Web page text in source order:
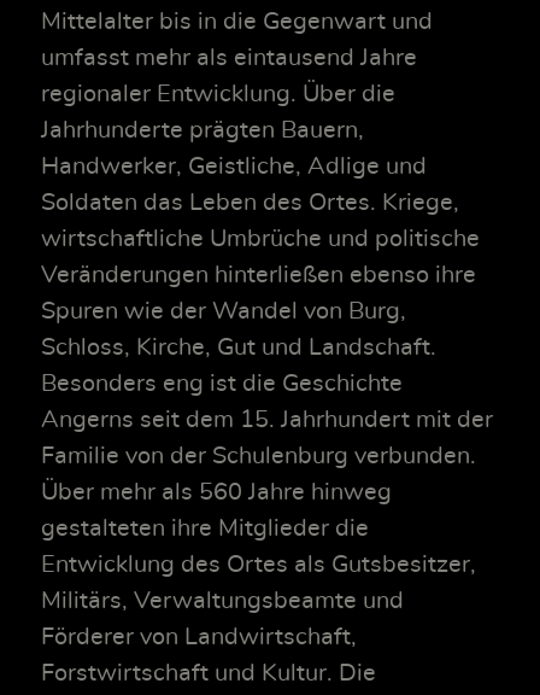
Mittelalter bis in die Gegenwart und
umfasst mehr als eintausend Jahre
regionaler Entwicklung. Über die
Jahrhunderte prägten Bauern,
Handwerker, Geistliche, Adlige und
Soldaten das Leben des Ortes. Kriege,
wirtschaftliche Umbrüche und politische
Veränderungen hinterließen ebenso ihre
Spuren wie der Wandel von Burg,
Schloss, Kirche, Gut und Landschaft.
Besonders eng ist die Geschichte
Angerns seit dem 15. Jahrhundert mit der
Familie von der Schulenburg verbunden.
Über mehr als 560 Jahre hinweg
gestalteten ihre Mitglieder die
Entwicklung des Ortes als Gutsbesitzer,
Militärs, Verwaltungsbeamte und
Förderer von Landwirtschaft,
Forstwirtschaft und Kultur. Die